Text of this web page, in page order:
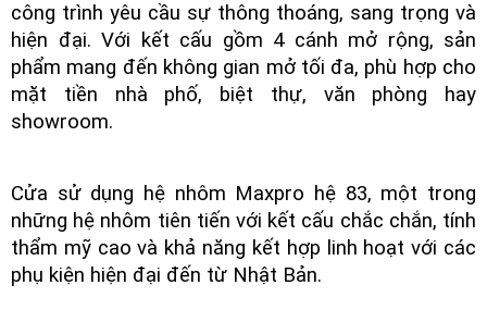
công trình yêu cầu sự thông thoáng, sang trọng và
hiện đại. Với kết cấu gồm 4 cánh mở rộng, sản
phẩm mang đến không gian mở tối đa, phù hợp cho
mặt tiền nhà phố, biệt thự, văn phòng hay
showroom.
Cửa sử dụng hệ nhôm Maxpro hệ 83, một trong
những hệ nhôm tiên tiến với kết cấu chắc chắn, tính
thẩm mỹ cao và khả năng kết hợp linh hoạt với các
phụ kiện hiện đại đến từ Nhật Bản.